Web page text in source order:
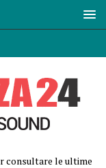
consultare le ultime